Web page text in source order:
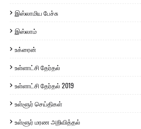
இஸ்லாமிய பேச்சு
இஸ்லாம்
உக்ரைன்
உள்ளாட்சி தேர்தல்
உள்ளாட்சி தேர்தல் 2019
உள்ளூர் செய்திகள்
உள்ளூர் மரண அறிவித்தல்